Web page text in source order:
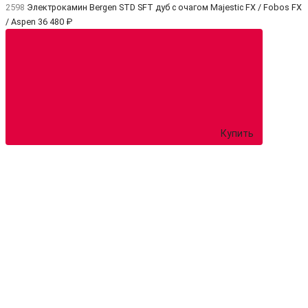
2598 Электрокамин Bergen STD SFT дуб с очагом Majestic FX / Fobos FX
/ Aspen 36 480 ₽
Купить